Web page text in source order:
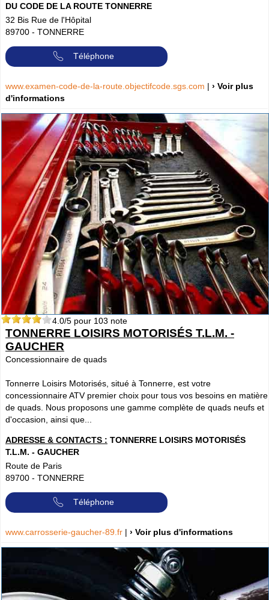
DU CODE DE LA ROUTE TONNERRE
32 Bis Rue de l'Hôpital
89700 - TONNERRE
Téléphone
www.examen-code-de-la-route.objectifcode.sgs.com | › Voir plus
d'informations
4.0/5 pour 103 note
TONNERRE LOISIRS MOTORISÉS T.L.M. -
GAUCHER
Concessionnaire de quads
Tonnerre Loisirs Motorisés, situé à Tonnerre, est votre
concessionnaire ATV premier choix pour tous vos besoins en matière
de quads. Nous proposons une gamme complète de quads neufs et
d'occasion, ainsi que...
ADRESSE & CONTACTS : TONNERRE LOISIRS MOTORISÉS
T.L.M. - GAUCHER
Route de Paris
89700 - TONNERRE
Téléphone
www.carrosserie-gaucher-89.fr | › Voir plus d'informations